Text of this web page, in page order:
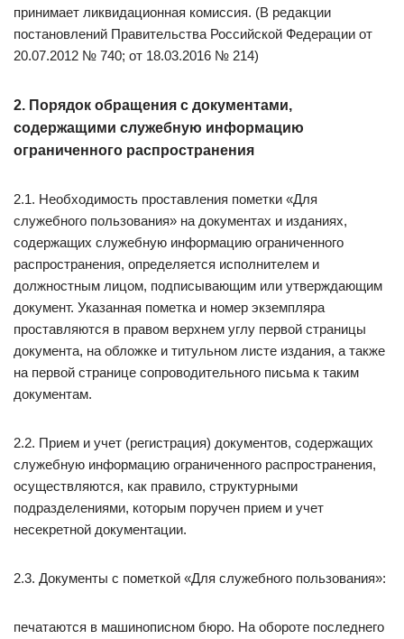
принимает ликвидационная комиссия. (В редакции
постановлений Правительства Российской Федерации от
20.07.2012 № 740; от 18.03.2016 № 214)
2. Порядок обращения с документами,
содержащими служебную информацию
ограниченного распространения
2.1. Необходимость проставления пометки «Для
служебного пользования» на документах и изданиях,
содержащих служебную информацию ограниченного
распространения, определяется исполнителем и
должностным лицом, подписывающим или утверждающим
документ. Указанная пометка и номер экземпляра
проставляются в правом верхнем углу первой страницы
документа, на обложке и титульном листе издания, а также
на первой странице сопроводительного письма к таким
документам.
2.2. Прием и учет (регистрация) документов, содержащих
служебную информацию ограниченного распространения,
осуществляются, как правило, структурными
подразделениями, которым поручен прием и учет
несекретной документации.
2.3. Документы с пометкой «Для служебного пользования»:
печатаются в машинописном бюро. На обороте последнего